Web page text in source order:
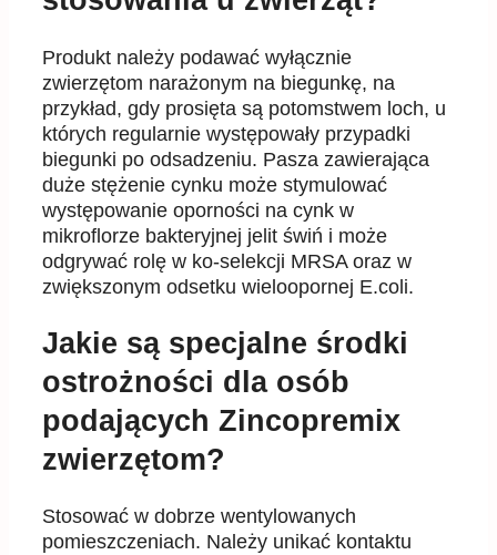
Produkt należy podawać wyłącznie
zwierzętom narażonym na biegunkę, na
przykład, gdy prosięta są potomstwem loch, u
których regularnie występowały przypadki
biegunki po odsadzeniu. Pasza zawierająca
duże stężenie cynku może stymulować
występowanie oporności na cynk w
mikroflorze bakteryjnej jelit świń i może
odgrywać rolę w ko-selekcji MRSA oraz w
zwiększonym odsetku wieloopornej E.coli.
Jakie są specjalne środki
ostrożności dla osób
podających Zincopremix
zwierzętom?
Stosować w dobrze wentylowanych
pomieszczeniach. Należy unikać kontaktu